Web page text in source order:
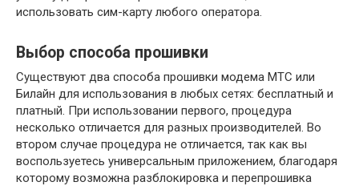
использовать сим-карту любого оператора.
Выбор способа прошивки
Существуют два способа прошивки модема МТС или
Билайн для использования в любых сетях: бесплатный и
платный. При использовании первого, процедура
несколько отличается для разных производителей. Во
втором случае процедура не отличается, так как вы
воспользуетесь универсальным приложением, благодаря
которому возможна разблокировка и перепрошивка